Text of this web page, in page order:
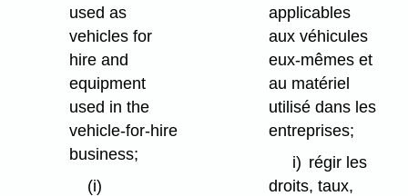
used as
vehicles for
hire and
equipment
used in the
vehicle-for-hire
business;
(i)
applicables
aux véhicules
eux-mêmes et
au matériel
utilisé dans les
entreprises;
i) régir les
droits, taux,